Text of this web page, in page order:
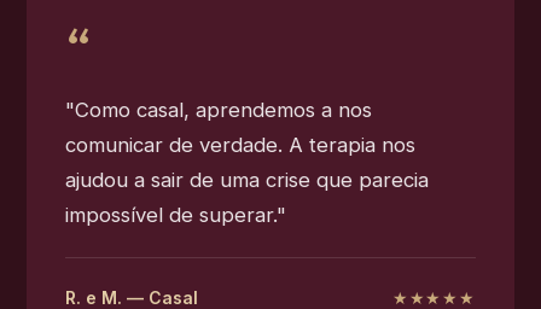
"Como casal, aprendemos a nos
comunicar de verdade. A terapia nos
ajudou a sair de uma crise que parecia
impossível de superar."
R. e M. — Casal ★★★★★